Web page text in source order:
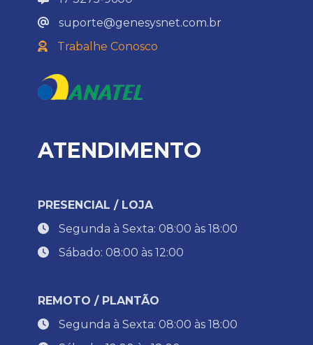
suporte@genesysnet.com.br
Trabalhe Conosco
ATENDIMENTO
PRESENCIAL / LOJA
Segunda à Sexta: 08:00 às 18:00
Sábado: 08:00 às 12:00
REMOTO / PLANTÃO
Segunda à Sexta: 08:00 às 18:00